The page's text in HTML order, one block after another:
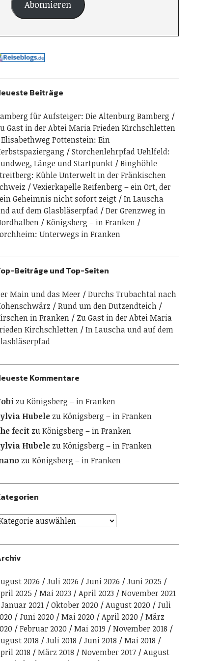
Abonnieren
Beiträge
für Aufsteiger: Die Altenburg Bamberg
Gast in der Abtei Maria Frieden Kirchschletten
Elisabethweg Pottenstein: Ein
Storchenlehrpfad Uehlfeld:
Länge und Startpunkt
Binghöhle
Kühle Unterwelt in der Fränkischen
Vexierkapelle Reifenberg – ein Ort, der
Geheimnis nicht sofort zeigt
In Lauscha
auf dem Glasbläserpfad
Der Grenzweg in
Königsberg – in Franken
Unterwegs in Franken
Beiträge und Top-Seiten
Main und das Meer
Durchs Trubachtal nach
Rund um den Dutzendteich
in Franken
Zu Gast in der Abtei Maria
Kirchschletten
In Lauscha und auf dem
Kommentare
zuKönigsberg – in Franken
HubelezuKönigsberg – in Franken
fecitzuKönigsberg – in Franken
HubelezuKönigsberg – in Franken
zuKönigsberg – in Franken
2026 Juli 2026 Juni 2026
Juni 2025
2025
Mai 2023 April 2023
November 2021
Januar 2021
Oktober 2020 August 2020
Juli
Juni 2020 Mai 2020 April 2020
März
Februar 2020 Mai 2019
November 2018
2018
Juli 2018 Juni 2018
Mai 2018
2018
März 2018 November 2017
August